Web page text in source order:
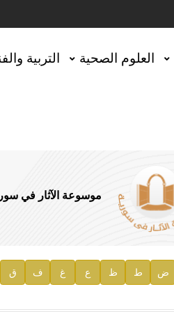
العلوم الصحية التربية
موسوعة الآثار في
ض ط ظ ع غ ف ق